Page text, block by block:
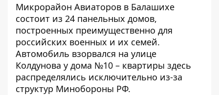
Микрорайон Авиаторов в Балашихе
состоит из 24 панельных домов,
построенных преимущественно для
российских военных и их семей.
Автомобиль взорвался на улице
Колдунова у дома №10 – квартиры здесь
распределялись исключительно из-за
структур Минобороны РФ.